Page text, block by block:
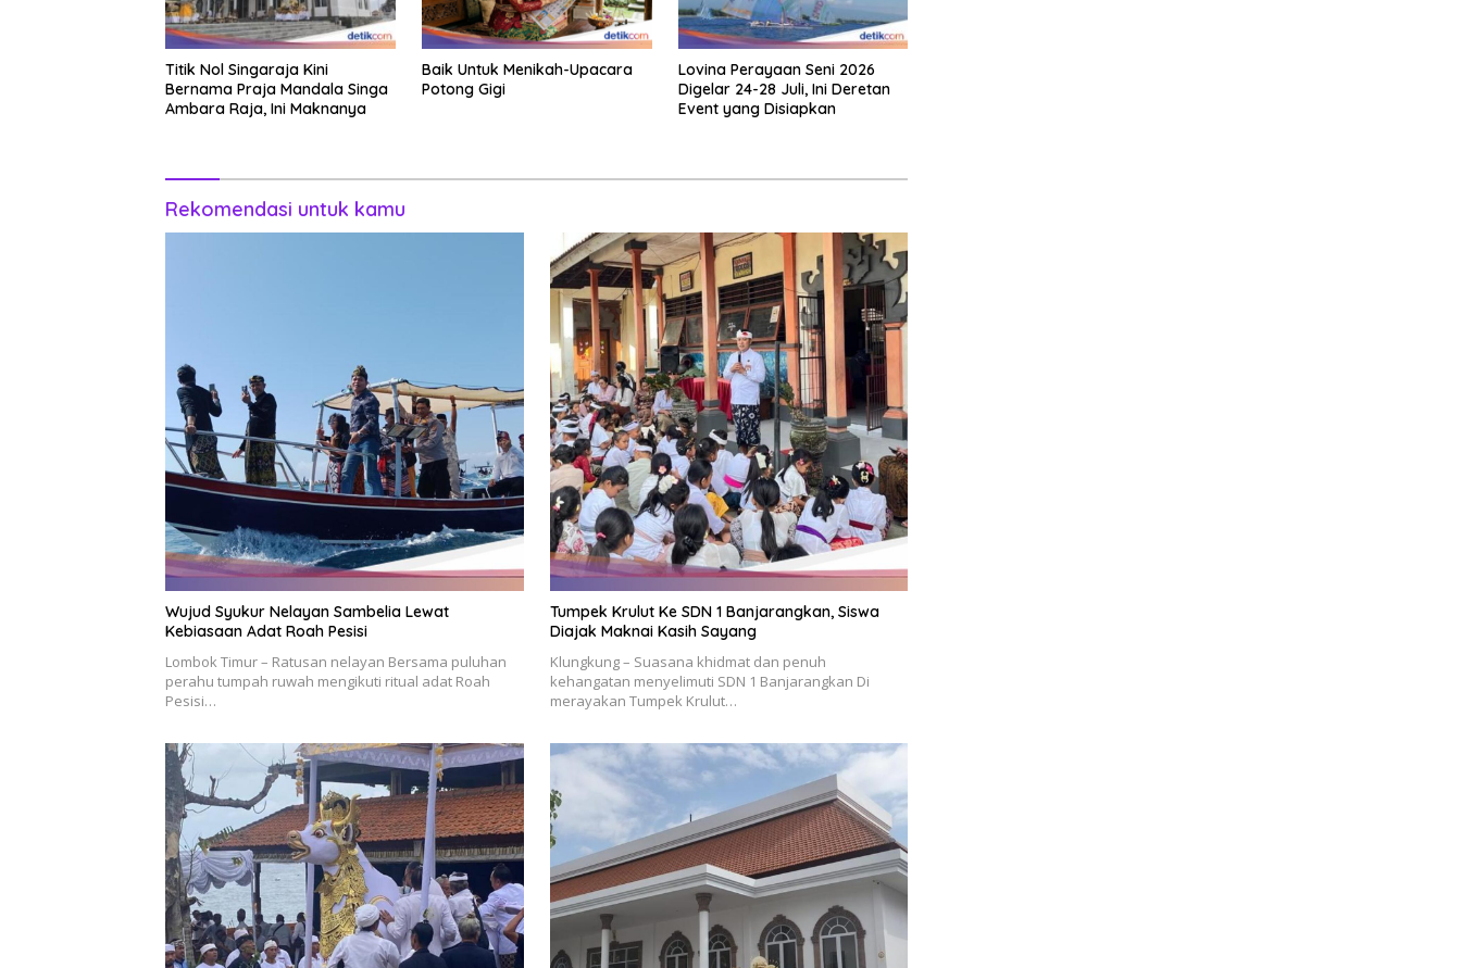
Titik Nol Singaraja Kini
Bernama Praja Mandala Singa
Ambara Raja, Ini Maknanya
Baik Untuk Menikah-Upacara
Potong Gigi
Lovina Perayaan Seni 2026
Digelar 24-28 Juli, Ini Deretan
Event yang Disiapkan
Rekomendasi untuk kamu
Wujud Syukur Nelayan Sambelia Lewat
Kebiasaan Adat Roah Pesisi
Lombok Timur – Ratusan nelayan Bersama puluhan
perahu tumpah ruwah mengikuti ritual adat Roah
Pesisi…
Tumpek Krulut Ke SDN 1 Banjarangkan, Siswa
Diajak Maknai Kasih Sayang
Klungkung – Suasana khidmat dan penuh
kehangatan menyelimuti SDN 1 Banjarangkan Di
merayakan Tumpek Krulut…